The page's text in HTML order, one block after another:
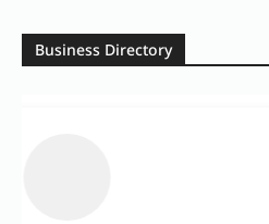
Business Directory